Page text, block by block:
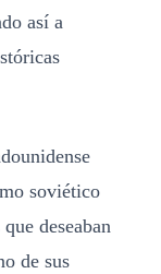
así a
soviético
deseaban
de sus